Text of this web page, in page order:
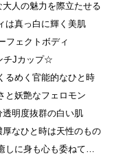
大人の魅力を際立たせる
は真っ白に輝く美肌
フェクトボディ
チJカップ☆
るめく官能的なひと時
と妖艶なフェロモン
透明度抜群の白い肌
厚なひと時は天性のもの
しに身も心も委ねて…